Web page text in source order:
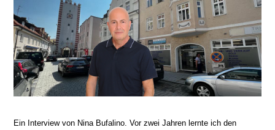
Ein Interview von Nina Bufalino. Vor zwei Jahren lernte ich den